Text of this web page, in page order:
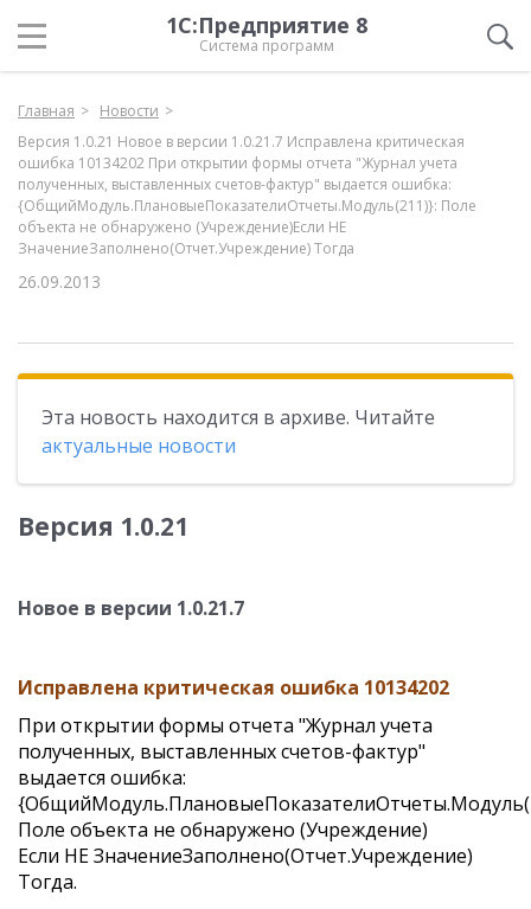
1С:Предприятие 8
Система программ
Главная
Новости
Версия 1.0.21 Новое в версии 1.0.21.7 Исправлена критическая
ошибка 10134202 При открытии формы отчета "Журнал учета
полученных, выставленных счетов-фактур" выдается ошибка:
{ОбщийМодуль.ПлановыеПоказателиОтчеты.Модуль(211)}: Поле
объекта не обнаружено (Учреждение)Если НЕ
ЗначениеЗаполнено(Отчет.Учреждение) Тогда
26.09.2013
Эта новость находится в архиве. Читайте
актуальные новости
Версия 1.0.21
Новое в версии 1.0.21.7
Исправлена критическая ошибка 10134202
При открытии формы отчета "Журнал учета
полученных, выставленных счетов-фактур"
выдается ошибка:
Поле объекта не обнаружено (Учреждение)
Если НЕ ЗначениеЗаполнено(Отчет.Учреждение)
Тогда.